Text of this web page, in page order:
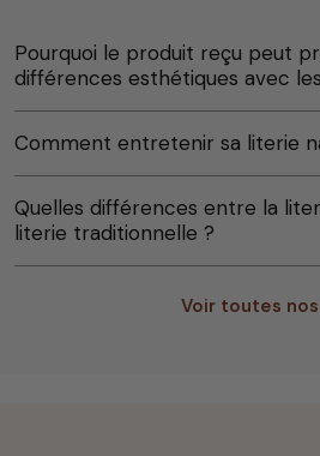
Pourquoi le produit reçu peut
différences esthétiques avec
Comment entretenir sa literie
Quelles différences entre la
literie traditionnelle ?
Voir toutes